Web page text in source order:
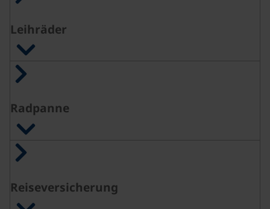
Leihräder
Radpanne
Reiseversicherung